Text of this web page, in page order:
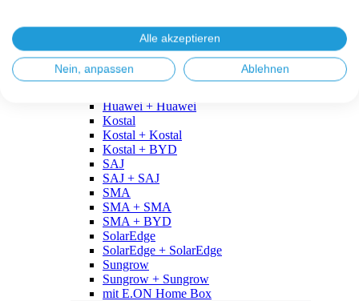
Fronius + BYD
GoodWe
GoodWe + GoodWe
GoodWe + BYD
Huawei + Huawei
Kostal
Kostal + Kostal
Kostal + BYD
SAJ
SAJ + SAJ
SMA
SMA + SMA
SMA + BYD
SolarEdge
SolarEdge + SolarEdge
Sungrow
Sungrow + Sungrow
mit E.ON Home Box
Alle akzeptieren
Nein, anpassen Ablehnen